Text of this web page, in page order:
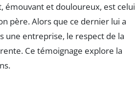
émouvant et douloureux, est celui
père. Alors que ce dernier lui a
une entreprise, le respect de la
Ce témoignage explore la